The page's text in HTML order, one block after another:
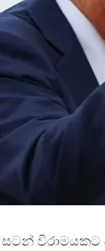
සටන්